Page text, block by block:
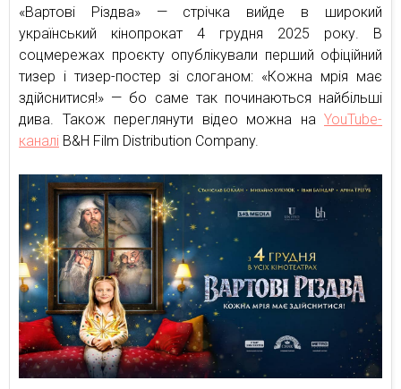
«Вартові Різдва» — стрічка вийде в широкий
український кінопрокат 4 грудня 2025 року. В
соцмережах проєкту опублікували перший офіційний
тизер і тизер-постер зі слоганом: «Кожна мрія має
здійснитися!» — бо саме так починаються найбільші
дива. Також переглянути відео можна на YouTube-
каналі B&H Film Distribution Company.